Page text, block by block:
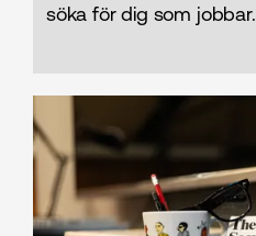
söka för dig som jobbar.